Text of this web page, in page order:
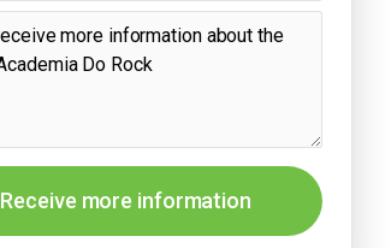
Receive more information